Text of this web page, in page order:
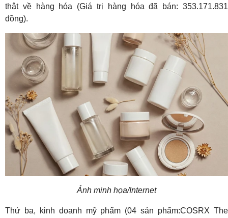
thật về hàng hóa (Giá trị hàng hóa đã bán: 353.171.831
đồng).
Ảnh minh họa/Internet
Thứ ba, kinh doanh mỹ phẩm (04 sản phẩm:COSRX The